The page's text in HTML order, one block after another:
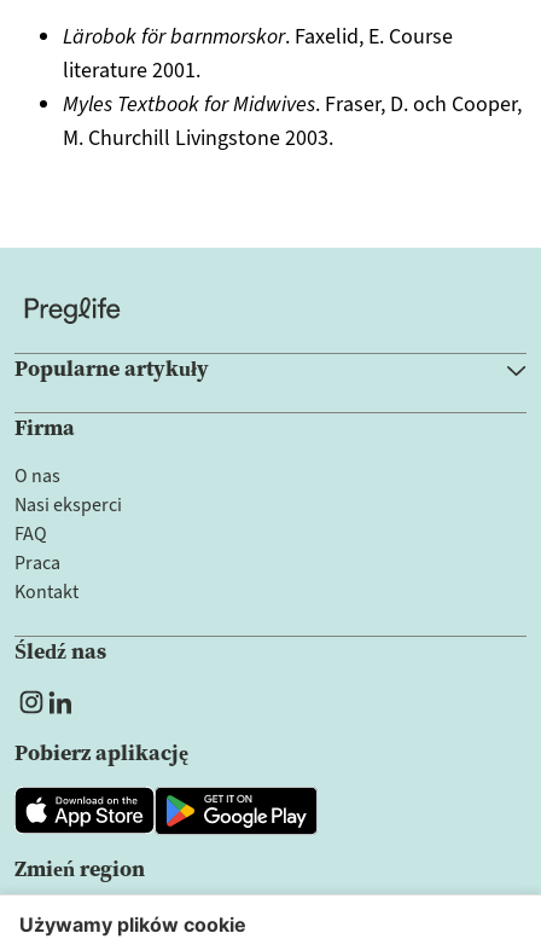
Lärobok för barnmorskor. Faxelid, E. Course
literature 2001.
Myles Textbook for Midwives. Fraser, D. och Cooper,
M. Churchill Livingstone 2003.
Popularne artykuły
Firma
O nas
Nasi eksperci
FAQ
Praca
Kontakt
Śledź nas
Pobierz aplikację
Zmień region
PL